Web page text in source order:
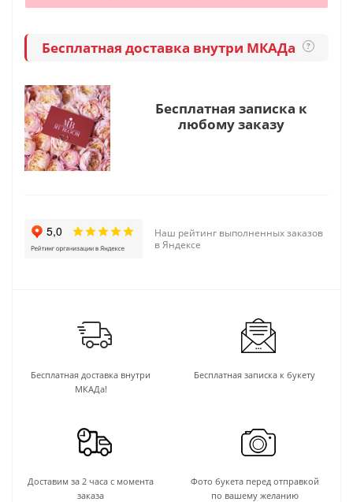
Бесплатная доставка внутри МКАДа ?
Бесплатная записка к
любому заказу
Наш рейтинг выполненных заказов
в Яндексе
Бесплатная доставка внутри
МКАДа!
Бесплатная записка к букету
Доставим за 2 часа с момента
заказа
Фото букета перед отправкой
по вашему желанию